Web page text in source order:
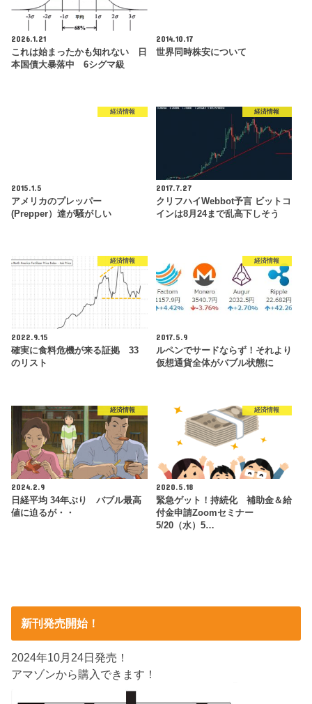
2026.1.21
これは始まったかも知れない 日
本国債大暴落中 6シグマ級
2014.10.17
世界同時株安について
経済情報
2015.1.5
アメリカのプレッパー
(Prepper）達が騒がしい
経済情報
2017.7.27
クリフハイWebbot予言 ビットコ
インは8月24まで乱高下しそう
経済情報
2022.9.15
確実に食料危機が来る証拠 33
のリスト
経済情報
2017.5.9
ルペンでサードならず！それより
仮想通貨全体がバブル状態に
経済情報
2024.2.9
日経平均 34年ぶり バブル最高
値に迫るが・・
経済情報
2020.5.18
緊急ゲット！持続化 補助金＆給
付金申請Zoomセミナー
5/20（水）5…
新刊発売開始！
2024年10月24日発売！
アマゾンから購入できます！